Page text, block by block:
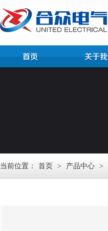
当前位置： 首页 > 产品中心 >